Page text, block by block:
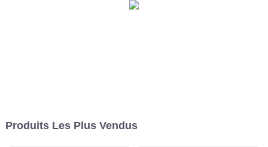
Produits Les Plus Vendus